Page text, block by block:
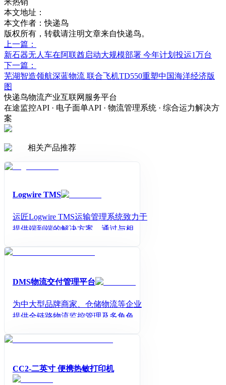
本文地址：
本文作者：快递鸟
版权所有，转载请注明文章来自快递鸟。
上一篇：
新石器无人车在阿联酋启动大规模部署 今年计划投运1万台
下一篇：
芜湖智造领航深蓝物流 联合飞机TD550重塑中国海洋经济版
图
快递鸟物流产业互联网服务平台
在途监控API · 电子面单API · 物流管理系统 · 综合运力解决方
案
相关产品推荐
Logwire TMS
运匠Logwire TMS运输管理系统致力于
提供端到端的解决方案，通过与相关
化实时协同信息平台，助力企业数字
运输的合规可控以及降本增效。
DMS物流交付管理平台
为中大型品牌商家、仓储物流等企业
提供全链路物流监控管理及多角色业
CC2-二英寸 便携热敏打印机